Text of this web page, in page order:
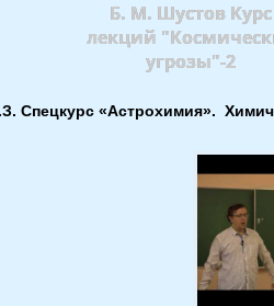
Б. М. Шустов Курс
лекций
угрозы"-2
Спецкурс «Астрохимия».